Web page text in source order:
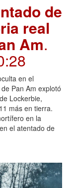
de
real
Am.
en el
Pan Am explotó
Lockerbie,
más en tierra.
en la
el atentado de